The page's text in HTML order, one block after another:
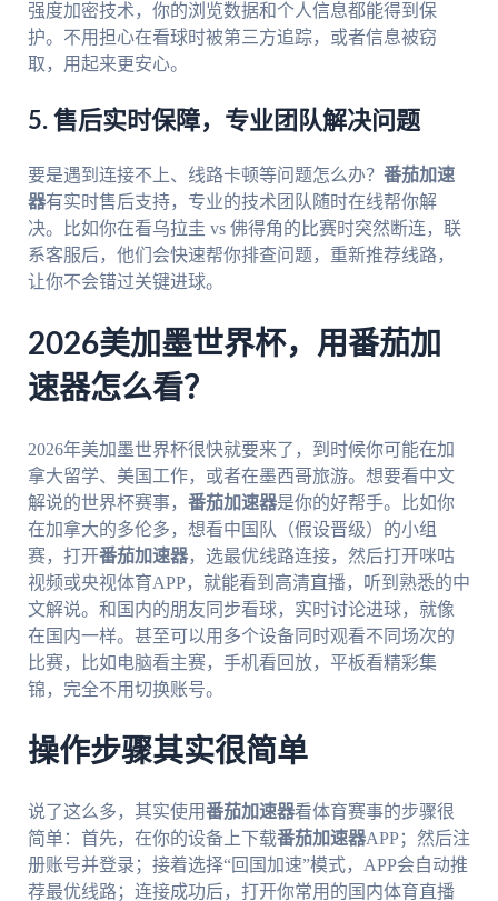
强度加密技术，你的浏览数据和个人信息都能得到保
护。不用担心在看球时被第三方追踪，或者信息被窃
取，用起来更安心。
5. 售后实时保障，专业团队解决问题
要是遇到连接不上、线路卡顿等问题怎么办？ 番茄加速
器有实时售后支持，专业的技术团队随时在线帮你解
决。比如你在看乌拉圭 vs 佛得角的比赛时突然断连，联
系客服后，他们会快速帮你排查问题，重新推荐线路，
让你不会错过关键进球。
2026美加墨世界杯，用番茄加
速器怎么看？
2026年美加墨世界杯很快就要来了，到时候你可能在加
拿大留学、美国工作，或者在墨西哥旅游。想要看中文
解说的世界杯赛事， 番茄加速器是你的好帮手。比如你
在加拿大的多伦多，想看中国队（假设晋级）的小组
赛，打开番茄加速器，选最优线路连接，然后打开咪咕
视频或央视体育APP，就能看到高清直播，听到熟悉的中
文解说。和国内的朋友同步看球，实时讨论进球，就像
在国内一样。甚至可以用多个设备同时观看不同场次的
比赛，比如电脑看主赛，手机看回放，平板看精彩集
锦，完全不用切换账号。
操作步骤其实很简单
说了这么多，其实使用番茄加速器看体育赛事的步骤很
简单：首先，在你的设备上下载番茄加速器APP；然后注
册账号并登录；接着选择“回国加速”模式，APP会自动推
荐最优线路；连接成功后，打开你常用的国内体育直播